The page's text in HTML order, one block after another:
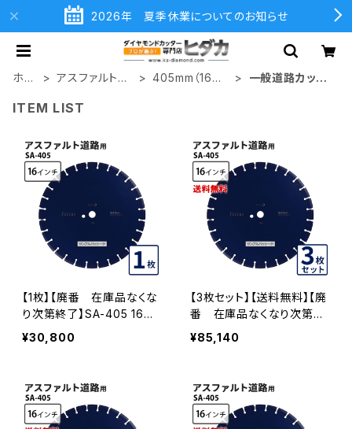
2026年 夏季休業についてのお知らせ
ホー
アスファルト切
405mm（16イ
一般道路カッタ
ITEM LIST
【1枚】【廃番 在庫品なくな
り次第終了】SA-405 16イ
ンチ 湿式 SA アスファルト
道路切断用 一般道路カッタ
ド カッターブレード 刃 sa-
405
¥30,800
【3枚セット】【送料無料】【廃
番 在庫品なくなり次第終
了】SA-405 16インチ 湿式
SA アスファルト道路切断用
ヤモンドブレード カッターブ
レード 刃 sa-405-03
¥85,140